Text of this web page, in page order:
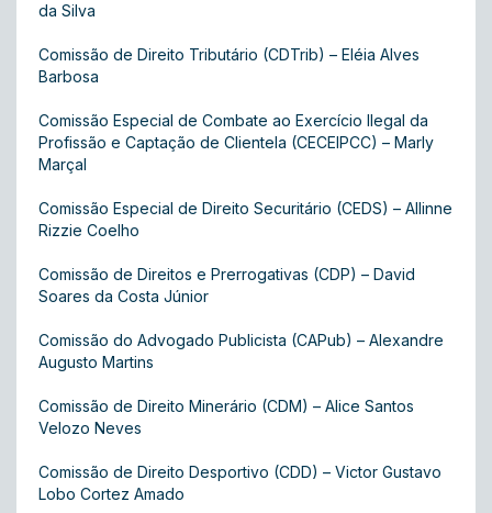
da Silva
Comissão de Direito Tributário (CDTrib) – Eléia Alves
Barbosa
Comissão Especial de Combate ao Exercício Ilegal da
Profissão e Captação de Clientela (CECEIPCC) – Marly
Marçal
Comissão Especial de Direito Securitário (CEDS) – Allinne
Rizzie Coelho
Comissão de Direitos e Prerrogativas (CDP) – David
Soares da Costa Júnior
Comissão do Advogado Publicista (CAPub) – Alexandre
Augusto Martins
Comissão de Direito Minerário (CDM) – Alice Santos
Velozo Neves
Comissão de Direito Desportivo (CDD) – Victor Gustavo
Lobo Cortez Amado